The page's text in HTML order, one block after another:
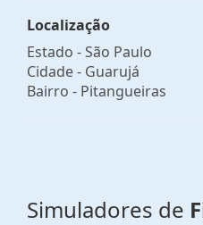
Localização
Estado -São Paulo
Cidade - Guarujá
Bairro - Pitangueiras
Simuladores de